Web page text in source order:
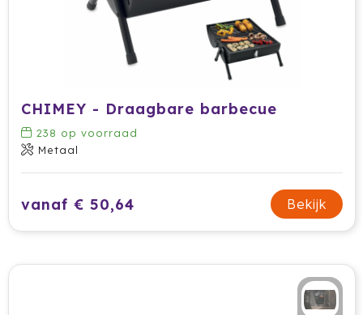
CHIMEY - Draagbare barbecue
238 op voorraad
Metaal
vanaf € 50,64 Bekijk